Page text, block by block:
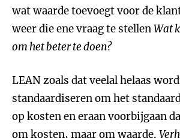
wat waarde toevoegt voor de
weer die ene vraag te stellenWat
om het beter te doen?
LEAN zoals dat veelal helaas
standaardiseren om het
op kosten en eraan voorbijgaan
om kosten, maar om waarde.